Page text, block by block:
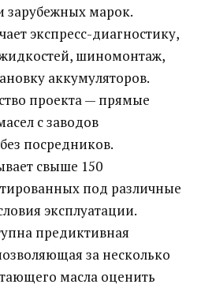
зарубежных марок.
экспресс-диагностику,
шиномонтаж,
аккумуляторов.
проекта — прямые
с заводов
посредников.
свыше 150
под различные
эксплуатации.
предиктивная
за несколько
масла оценить